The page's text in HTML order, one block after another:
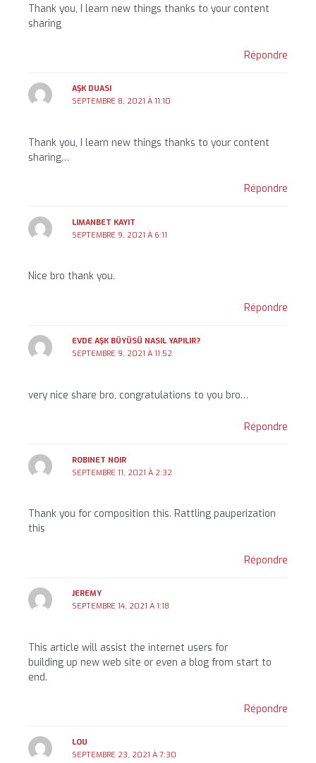
Thank you, I learn new things thanks to your content
sharing
Répondre
AŞK DUASI
SEPTEMBRE 8, 2021 À 11:10
Thank you, I learn new things thanks to your content
sharing…
Répondre
LIMANBET KAYIT
SEPTEMBRE 9, 2021 À 6:11
Nice bro thank you.
Répondre
EVDE AŞK BÜYÜSÜ NASIL YAPILIR?
SEPTEMBRE 9, 2021 À 11:52
very nice share bro, congratulations to you bro…
Répondre
ROBINET NOIR
SEPTEMBRE 11, 2021 À 2:32
Thank you for composition this. Rattling pauperization
this
Répondre
JEREMY
SEPTEMBRE 14, 2021 À 1:18
This article will assist the internet users for
building up new web site or even a blog from start to
end.
Répondre
LOU
SEPTEMBRE 23, 2021 À 7:30